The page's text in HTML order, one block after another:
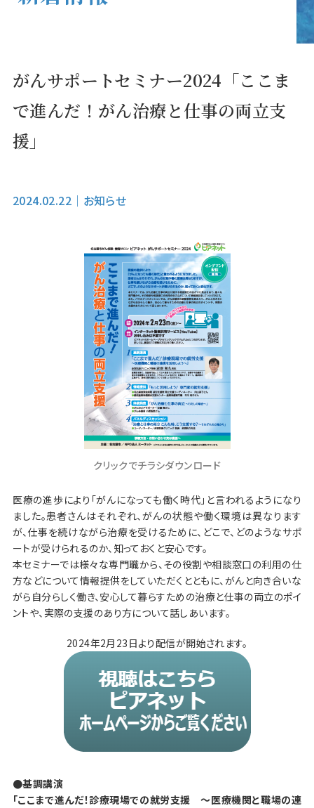
がんサポートセミナー2024「ここま
で進んだ！がん治療と仕事の両立支
援」
2024.02.22 ｜ お知らせ
クリックでチラシダウンロード
医療の進歩により「がんになっても働く時代」と言われるようになり
ました。患者さんはそれぞれ、がんの状態や働く環境は異なります
が、仕事を続けながら治療を受けるために、どこで、どのようなサポ
ートが受けられるのか、知っておくと安心です。
本セミナーでは様々な専門職から、その役割や相談窓口の利用の仕
方などについて情報提供をしていただくとともに、がんと向き合いな
がら自分らしく働き、安心して暮らすための治療と仕事の両立のポイ
ントや、実際の支援のあり方について話しあいます。
2024年2月23日より配信が開始されます。
●基調講演
「ここまで進んだ！診療現場での就労支援 ～医療機関と職場の連